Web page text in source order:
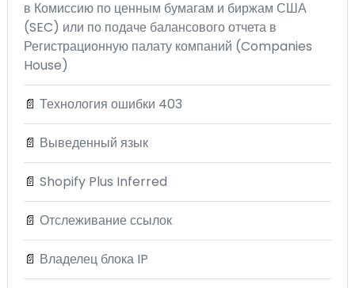
в Комиссию по ценным бумагам и биржам США
(SEC) или по подаче балансового отчета в
Регистрационную палату компаний (Companies
House)
📄 Технология ошибки 403
📄 Выведенный язык
📄 Shopify Plus Inferred
📄 Отслеживание ссылок
📄 Владелец блока IP